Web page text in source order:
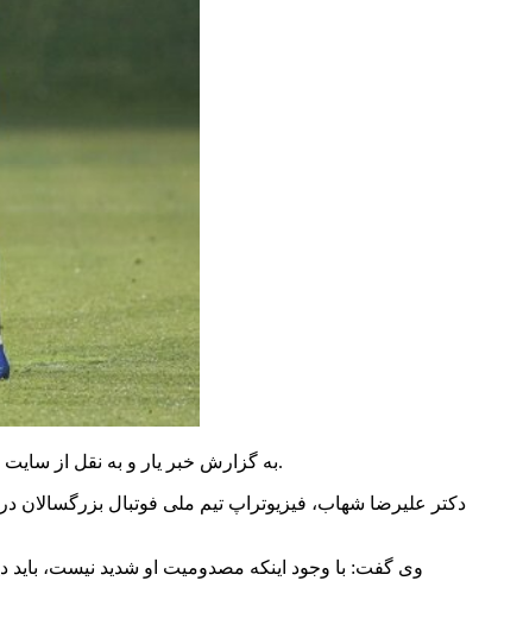
به گزارش خبر یار و به نقل از سایت فدراسیون فوتبال، علی قلی‌زاده در جریان تمرین شب گذشته تیم ملی فوتبال کشورمان که در زمین باشگاه السد قطر برگزار شد، آسیب دید.
دکتر علیرضا شهاب، فیزیوتراپ تیم ملی فوتبال
وی گفت: با وجود اینکه مصدومیت او شدید نیست،